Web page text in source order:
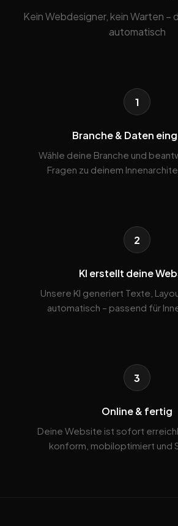
Kein Webdesigner, kein Warten –
automatisch
1
Branche & Daten
Wähle deine Branche und
Fragen zu deinem
2
KI erstellt deine
Unsere KI generiert Texte,
automatisch – passend für
3
Online & fertig
Deine Website ist sofort
konform, mobiloptimiert und